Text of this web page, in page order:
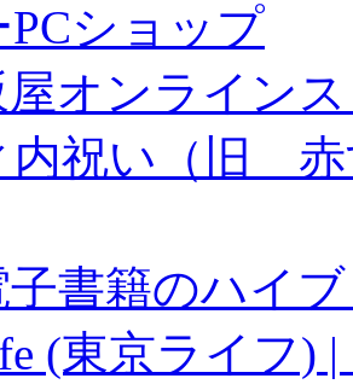
ショップ
屋オンライン
内祝い（旧 赤
書籍のハイ
(東京ライフ)